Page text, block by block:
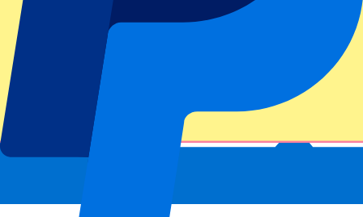
Ergebnis MotoGP Barcelona 2025
40:14.093
Gresini
Racing